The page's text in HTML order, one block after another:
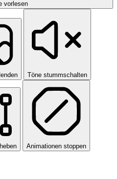
vorlesen
Töne stummschalten
Animationen stoppen